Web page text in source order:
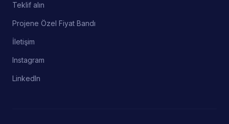
Teklif alın
Projene Özel Fiyat Bandı
İletişim
Instagram
LinkedIn